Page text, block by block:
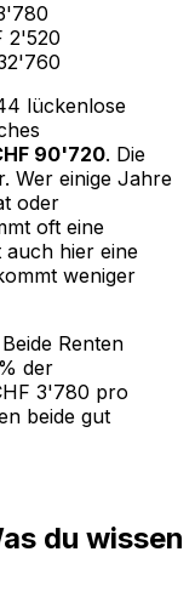
2'520
lückenlose
90'720. Die
Wer einige Jahre
oder
oft eine
auch hier eine
weniger
Renten
der
3'780 pro
beide gut
du wissen